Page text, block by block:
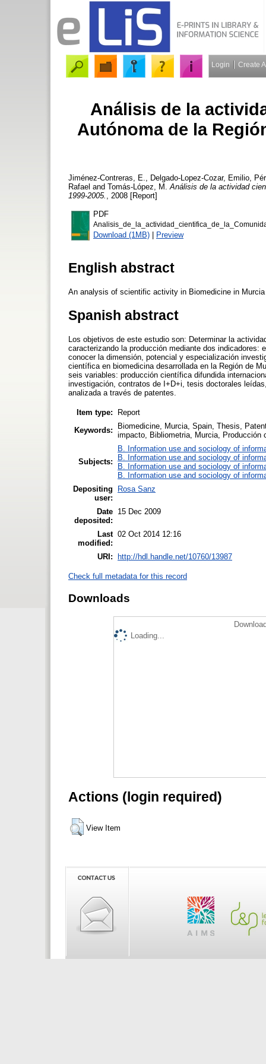
Login Create
Análisis de la
Autónoma de la
Jiménez-Contreras, E. Delgado-Lopez-Cozar, Emilio
Rafael and Tomás-López, M.
Análisis de la actividad
1999-2005.
, 2008 [Report]
PDF
Download (1MB) | Preview
English abstract
An analysis of scientific activity in Biomedicine in
Spanish abstract
Los objetivos de este estudio son: Determinar la
caracterizando la producción mediante dos
conocer la dimensión, potencial y especialización
científica en biomedicina desarrollada en la Región de
seis variables: producción científica difundida
investigación, contratos de I+D+i, tesis doctorales
analizada a través de patentes.
Item type:
Report
Keywords:
Biomedicine, Murcia, Spain, Thesis,
impacto, Bibliometria, Murcia, Producción
Subjects:
B. Information use and sociology of
B. Information use and sociology of
B. Information use and sociology of
B. Information use and sociology of
Depositing
user:
Rosa Sanz
Date
deposited:
15 Dec 2009
Last
modified:
02 Oct 2014 12:16
URI: http://hdl.handle.net/10760/13987
Check full metadata for this record
Downloads
Loading...
Actions (login required)
View Item